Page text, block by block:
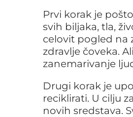
Prvi korak je
svih biljaka, tla,
celovit pogled na
zdravlje čoveka.
zanemarivanje
Drugi korak je
reciklirati. U cilju
novih sredstava.